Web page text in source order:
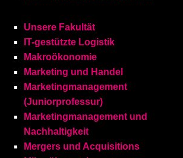
Unsere Fakultät
IT-gestützte Logistik
Makroökonomie
Marketing und Handel
Marketingmanagement
(Juniorprofessur)
Marketingmanagement und
Nachhaltigkeit
Mergers und Acquisitions